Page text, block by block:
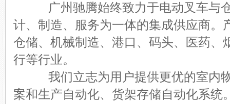
广州驰腾始终致力于电动叉车与仓
计、制造、服务为一体的集成供应商。
仓储、机械制造、港口、码头、医药、
行等行业。
我们立志为用户提供更优的室内物
案和生产自动化、货架存储自动化系统